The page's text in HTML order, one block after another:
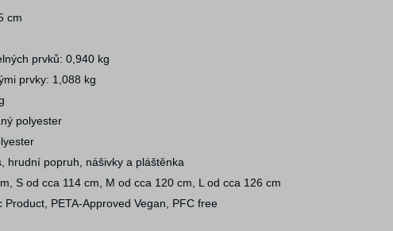
cm
prvků: 0,940 kg
prvky: 1,088 kg
polyester
hrudní popruh, nášivky a pláštěnka
S od cca 114 cm, M od cca 120 cm, L od cca 126 cm
PETA-Approved Vegan, PFC free